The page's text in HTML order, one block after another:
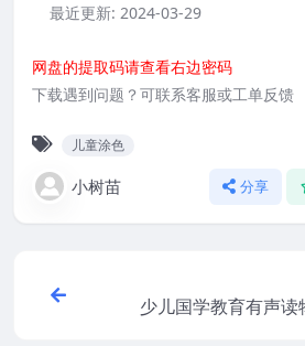
最近更新: 2024-03-29
网盘的提取码请查看右边密码
下载遇到问题？可联系客服或工单反馈
儿童涂色
小树苗 分享
少儿国学教育有声读